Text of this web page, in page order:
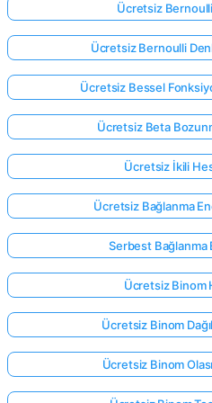
Ücretsiz Bernoulli
Ücretsiz Bernoulli
Ücretsiz Bessel
Ücretsiz Beta
Ücretsiz İkili
Ücretsiz Bağlanma
Serbest Bağlanma
Ücretsiz Binom
Ücretsiz Binom
Ücretsiz Binom